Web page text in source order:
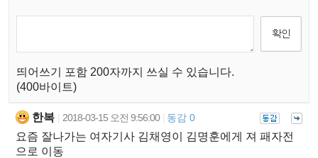
띄어쓰기 포함 200자까지 쓰실 수 있습니다.
(400바이트)
한복 2018-03-15 오전 9:56:00 동감 0
요즘 잘나가는 여자기사 김채영이 김명훈에게 져 패자전
으로 이동